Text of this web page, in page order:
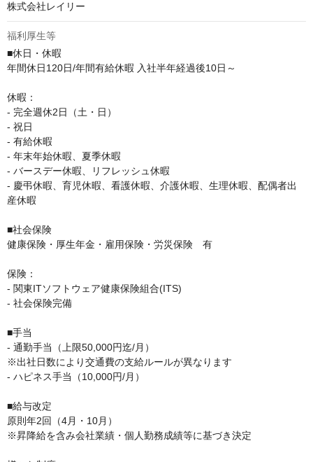
株式会社レイリー
福利厚生等
■休日・休暇
年間休日120日/年間有給休暇 入社半年経過後10日～
休暇：
- 完全週休2日（土・日）
- 祝日
- 有給休暇
- 年末年始休暇、夏季休暇
- バースデー休暇、リフレッシュ休暇
- 慶弔休暇、育児休暇、看護休暇、介護休暇、生理休暇、配偶者出
産休暇
■社会保険
健康保険・厚生年金・雇用保険・労災保険　有
保険：
- 関東ITソフトウェア健康保険組合(ITS)
- 社会保険完備
■手当
- 通勤手当（上限50,000円迄/月）
※出社日数により交通費の支給ルールが異なります
- ハピネス手当（10,000円/月）
■給与改定
原則年2回（4月・10月）
※昇降給を含み会社業績・個人勤務成績等に基づき決定